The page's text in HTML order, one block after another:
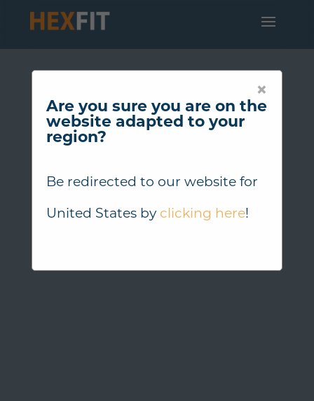
×
Are you sure you are on the
website adapted to your
region?
Be redirected to our website for
United Statesby clicking here!